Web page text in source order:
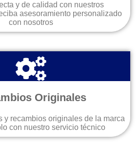
y de calidad con nuestros
asesoramiento personalizado
con nosotros
Originales
y recambios originales de la marca
con nuestro servicio técnico